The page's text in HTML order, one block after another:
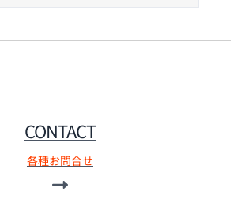
CONTACT
各種お問合せ